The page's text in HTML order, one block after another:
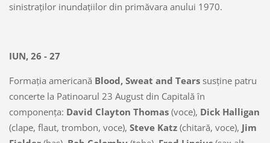
sinistraţilor inundaţiilor din primăvara anului 1970.
IUN, 26 - 27
Formaţia americană Blood, Sweat and Tearssusţine patru
concerte la Patinoarul 23 August din Capitală în
componenţa: David Clayton Thomas(voce), Dick Halligan
(clape, flaut, trombon, voce), Steve Katz (chitară, voce), Jim